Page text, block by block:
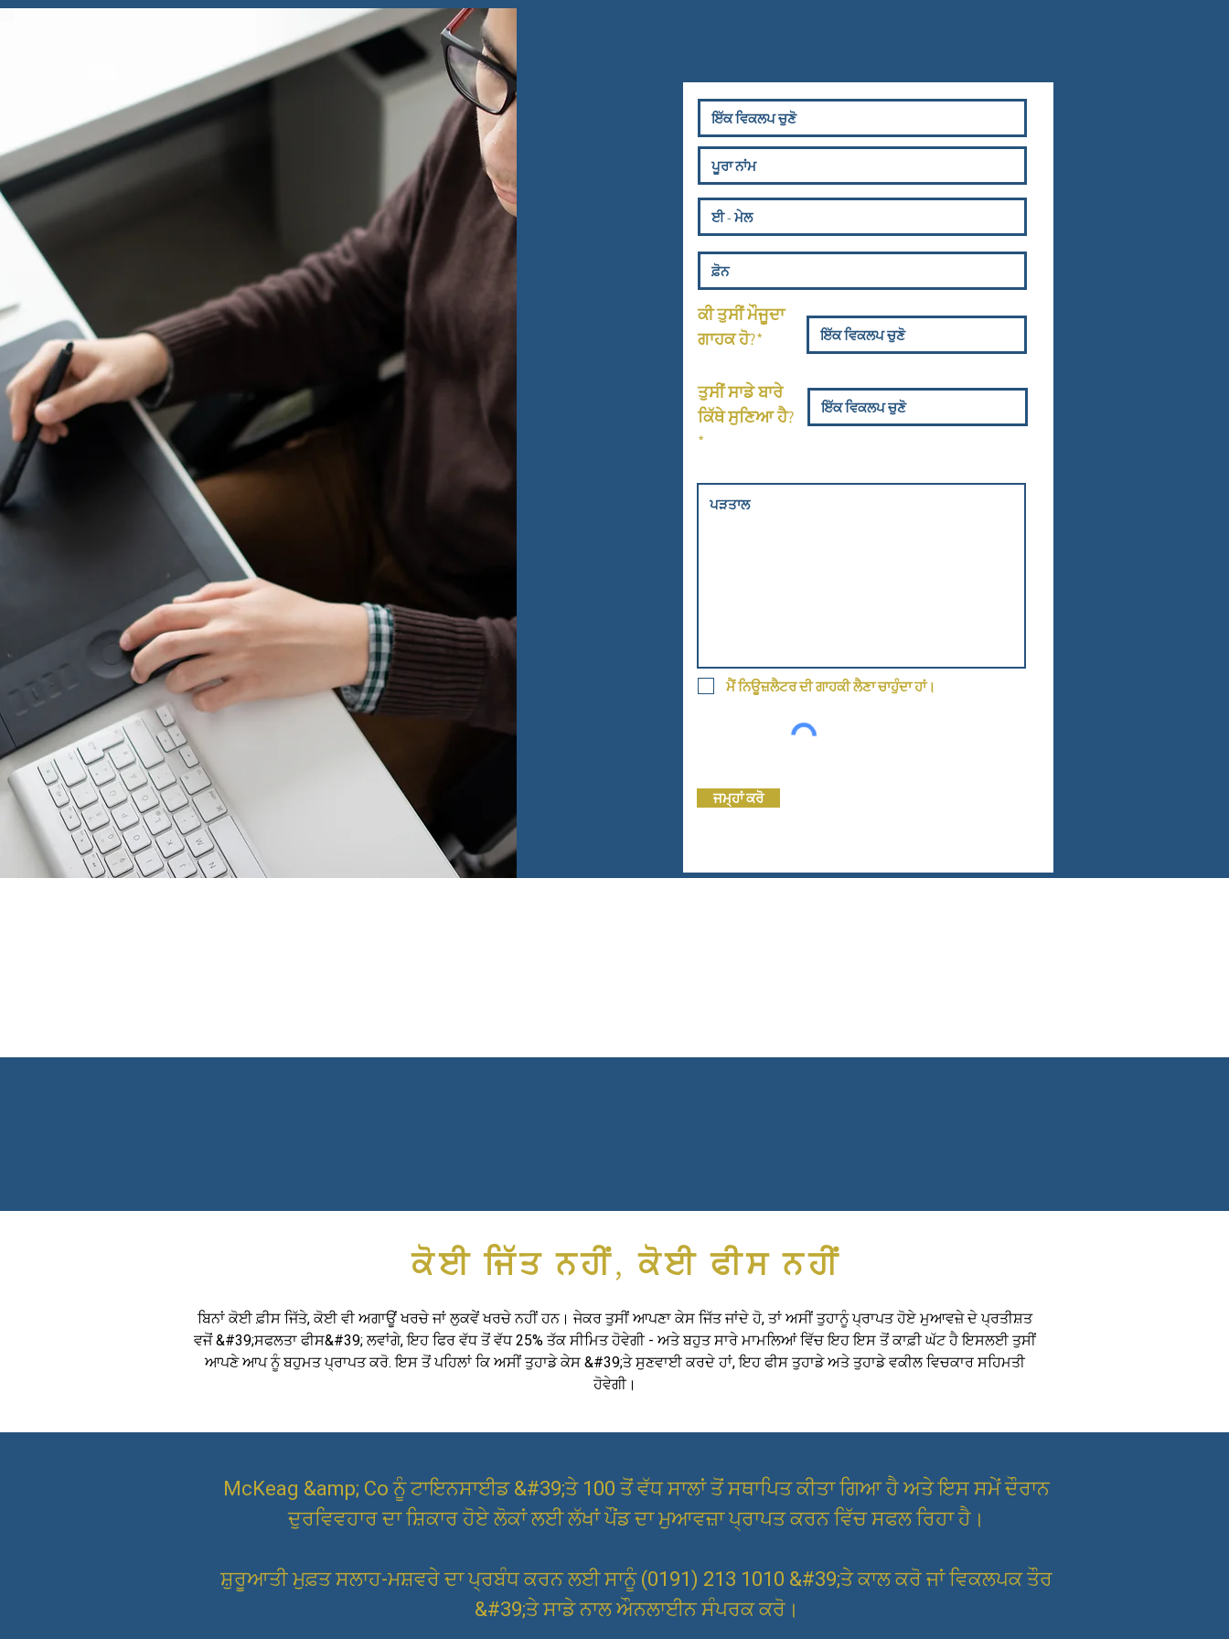
ਕੀ ਤੁਸੀਂ ਮੌਜੂਦਾ
ਗਾਹਕ ਹੋ?*
ਤੁਸੀਂ ਸਾਡੇ ਬਾਰੇ
ਕਿੱਥੇ ਸੁਣਿਆ ਹੈ?
*
ਮੈਂ ਨਿਊਜ਼ਲੈਟਰ ਦੀ ਗਾਹਕੀ ਲੈਣਾ ਚਾਹੁੰਦਾ ਹਾਂ।
ਜਮ੍ਹਾਂ ਕਰੋ
ਕੋਈ ਜਿੱਤ ਨਹੀਂ, ਕੋਈ ਫੀਸ ਨਹੀਂ
ਬਿਨਾਂ ਕੋਈ ਫ਼ੀਸ ਜਿੱਤੇ, ਕੋਈ ਵੀ ਅਗਾਊਂ ਖਰਚੇ ਜਾਂ ਲੁਕਵੇਂ ਖਰਚੇ ਨਹੀਂ ਹਨ। ਜੇਕਰ ਤੁਸੀਂ ਆਪਣਾ ਕੇਸ ਜਿੱਤ ਜਾਂਦੇ ਹੋ, ਤਾਂ ਅਸੀਂ ਤੁਹਾਨੂੰ ਪ੍ਰਾਪਤ ਹੋਏ ਮੁਆਵਜ਼ੇ ਦੇ ਪ੍ਰਤੀਸ਼ਤ
ਵਜੋਂ &#39;ਸਫਲਤਾ ਫੀਸ&#39; ਲਵਾਂਗੇ, ਇਹ ਫਿਰ ਵੱਧ ਤੋਂ ਵੱਧ 25% ਤੱਕ ਸੀਮਿਤ ਹੋਵੇਗੀ - ਅਤੇ ਬਹੁਤ ਸਾਰੇ ਮਾਮਲਿਆਂ ਵਿੱਚ ਇਹ ਇਸ ਤੋਂ ਕਾਫ਼ੀ ਘੱਟ ਹੈ ਇਸਲਈ ਤੁਸੀਂ
ਆਪਣੇ ਆਪ ਨੂੰ ਬਹੁਮਤ ਪ੍ਰਾਪਤ ਕਰੋ. ਇਸ ਤੋਂ ਪਹਿਲਾਂ ਕਿ ਅਸੀਂ ਤੁਹਾਡੇ ਕੇਸ &#39;ਤੇ ਸੁਣਵਾਈ ਕਰਦੇ ਹਾਂ, ਇਹ ਫੀਸ ਤੁਹਾਡੇ ਅਤੇ ਤੁਹਾਡੇ ਵਕੀਲ ਵਿਚਕਾਰ ਸਹਿਮਤੀ
ਹੋਵੇਗੀ।
McKeag &amp; Co ਨੂੰ ਟਾਇਨਸਾਈਡ &#39;ਤੇ 100 ਤੋਂ ਵੱਧ ਸਾਲਾਂ ਤੋਂ ਸਥਾਪਿਤ ਕੀਤਾ ਗਿਆ ਹੈ ਅਤੇ ਇਸ ਸਮੇਂ ਦੌਰਾਨ
ਦੁਰਵਿਵਹਾਰ ਦਾ ਸ਼ਿਕਾਰ ਹੋਏ ਲੋਕਾਂ ਲਈ ਲੱਖਾਂ ਪੌਂਡ ਦਾ ਮੁਆਵਜ਼ਾ ਪ੍ਰਾਪਤ ਕਰਨ ਵਿੱਚ ਸਫਲ ਰਿਹਾ ਹੈ।
ਸ਼ੁਰੂਆਤੀ ਮੁਫ਼ਤ ਸਲਾਹ-ਮਸ਼ਵਰੇ ਦਾ ਪ੍ਰਬੰਧ ਕਰਨ ਲਈ ਸਾਨੂੰ (0191) 213 1010 &#39;ਤੇ ਕਾਲ ਕਰੋ ਜਾਂ ਵਿਕਲਪਕ ਤੌਰ
&#39;ਤੇ ਸਾਡੇ ਨਾਲ ਔਨਲਾਈਨ ਸੰਪਰਕ ਕਰੋ।